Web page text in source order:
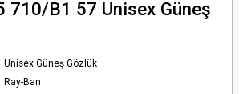
710/B1 57 Unisex Güneş
Unisex Güneş Gözlük
Ray-Ban